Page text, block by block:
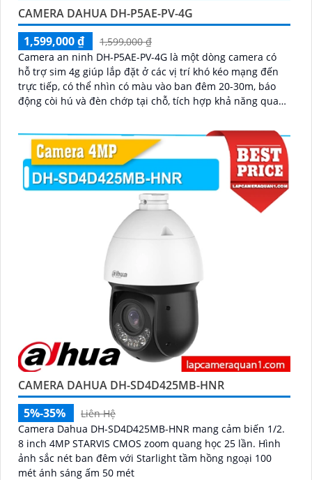
CAMERA DAHUA DH-P5AE-PV-4G
1,599,000 ₫
1,599,000 ₫
Camera an ninh DH-P5AE-PV-4G là một dòng camera có
hỗ trợ sim 4g giúp lắp đặt ở các vị trí khó kéo mạng đến
trực tiếp, có thể nhìn có màu vào ban đêm 20-30m, báo
động còi hú và đèn chớp tại chỗ, tích hợp khả năng quay
CAMERA DAHUA DH-SD4D425MB-HNR
5%-35%
Liên Hệ
Camera Dahua DH-SD4D425MB-HNR mang cảm biến 1/2.
8 inch 4MP STARVIS CMOS zoom quang học 25 lần. Hình
ảnh sắc nét ban đêm với Starlight tầm hồng ngoại 100
mét ánh sáng ấm 50 mét